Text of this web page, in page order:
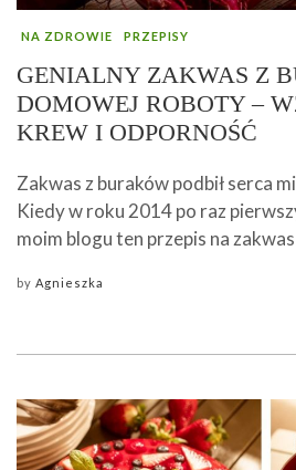
NA ZDROWIE PRZEPISY
GENIALNY ZAKWAS Z
DOMOWEJ ROBOTY –
KREW I ODPORNOŚĆ
Zakwas z buraków podbił serca
Kiedy w roku 2014 po raz
moim blogu ten przepis na
by Agnieszka